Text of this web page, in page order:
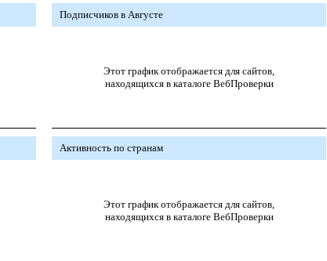
Подписчиков в Августе
Этот график отображается для сайтов,
находящихся в каталоге ВебПроверки
Активность по странам
Этот график отображается для сайтов,
находящихся в каталоге ВебПроверки